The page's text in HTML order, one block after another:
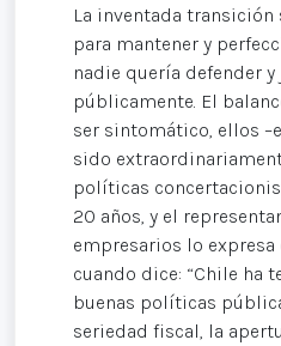
La inventada
para mantener y
nadie quería defender
públicamente. El
ser sintomático, ellos
sido
políticas
20 años, y el
empresarios lo
cuando dice: “Chile ha
buenas políticas
seriedad fiscal, la